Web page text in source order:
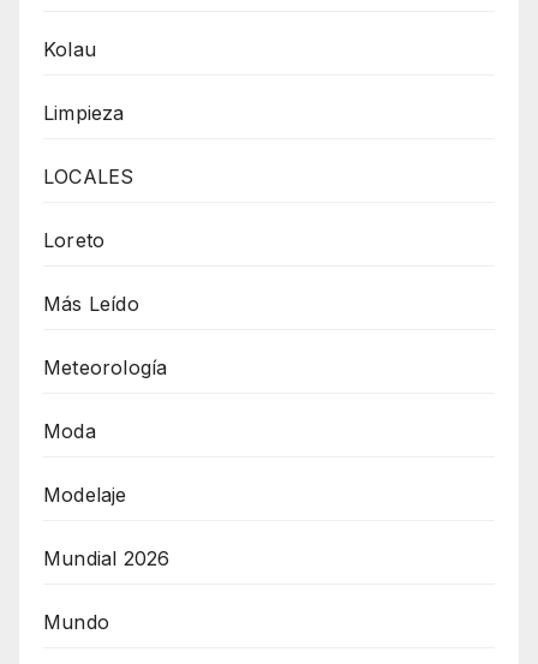
Kolau
Limpieza
LOCALES
Loreto
Más Leído
Meteorología
Moda
Modelaje
Mundial 2026
Mundo